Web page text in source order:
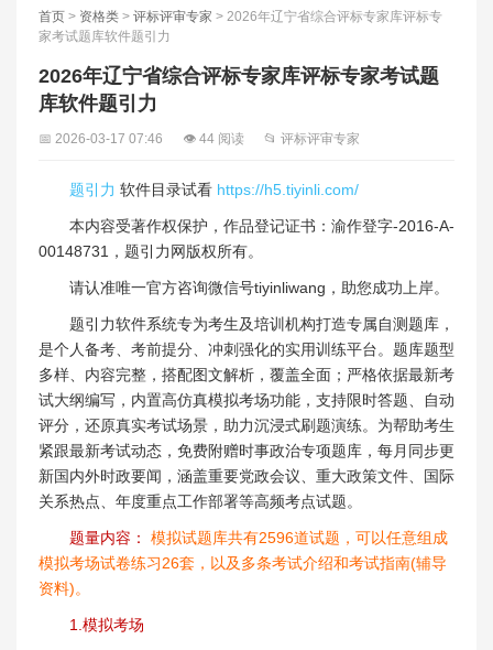
首页 > 资格类 > 评标评审专家 > 2026年辽宁省综合评标专家库评标专
家考试题库软件题引力
2026年辽宁省综合评标专家库评标专家考试题
库软件题引力
📅 2026-03-17 07:46 👁 44 阅读 📂 评标评审专家
题引力 软件目录试看 https://h5.tiyinli.com/
本内容受著作权保护，作品登记证书：渝作登字-2016-A-
00148731，题引力网版权所有。
请认准唯一官方咨询微信号tiyinliwang，助您成功上岸。
题引力软件系统专为考生及培训机构打造专属自测题库，
是个人备考、考前提分、冲刺强化的实用训练平台。题库题型
多样、内容完整，搭配图文解析，覆盖全面；严格依据最新考
试大纲编写，内置高仿真模拟考场功能，支持限时答题、自动
评分，还原真实考试场景，助力沉浸式刷题演练。为帮助考生
紧跟最新考试动态，免费附赠时事政治专项题库，每月同步更
新国内外时政要闻，涵盖重要党政会议、重大政策文件、国际
关系热点、年度重点工作部署等高频考点试题。
题量内容： 模拟试题库共有2596道试题，可以任意组成
模拟考场试卷练习26套，以及多条考试介绍和考试指南(辅导
资料)。
1.模拟考场